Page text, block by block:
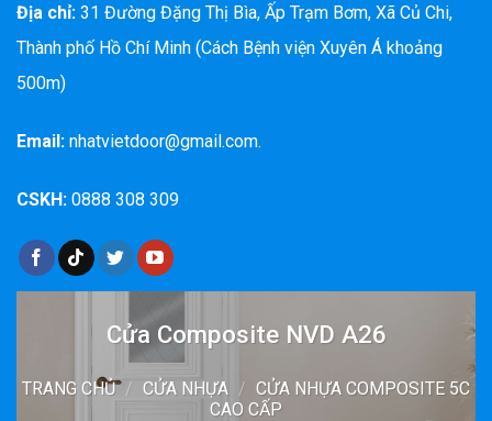
Địa chỉ: 31 Đường Đặng Thị Bìa, Ấp Trạm Bơm, Xã Củ Chi,
Thành phố Hồ Chí Minh (Cách Bệnh viện Xuyên Á khoảng
500m)
Email: nhatvietdoor@gmail.com.
CSKH: 0888 308 309
Cửa Composite NVD A26
TRANG CHỦ / CỬA NHỰA / CỬA NHỰA COMPOSITE 5C
CAO CẤP